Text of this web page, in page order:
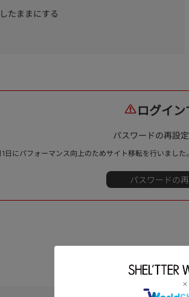
たままにする
ログイ
パスワードの再設
日にパフォーマンス向上のためサイト移転を行いまし